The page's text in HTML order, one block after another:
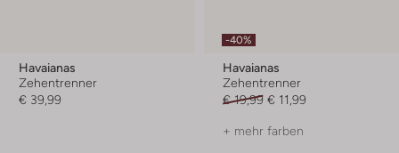
Havaianas
Zehentrenner
€ 39,99
-40%
Havaianas
Zehentrenner
€ 19,99 € 11,99
+ mehr farben